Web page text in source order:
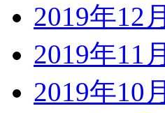
2019年12月
2019年11月
2019年10月